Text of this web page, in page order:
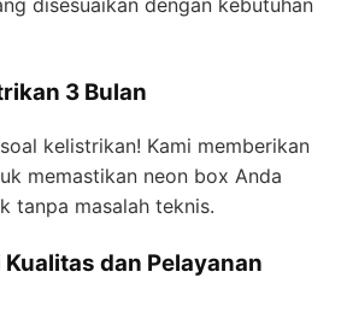
3 Bulan
kelistrikan! Kami memberikan
memastikan neon box Anda
tanpa masalah teknis.
dan Pelayanan